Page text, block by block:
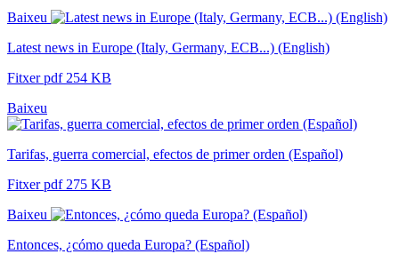
Baixeu
Latest news in Europe (Italy, Germany, ECB...) (English)
Fitxer pdf 254 KB
Baixeu
Tarifas, guerra comercial, efectos de primer orden (Español)
Fitxer pdf 275 KB
Baixeu
Entonces, ¿cómo queda Europa? (Español)